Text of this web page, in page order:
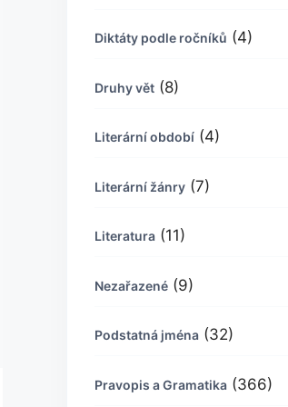
Diktáty podle ročníků (4)
Druhy vět (8)
Literární období (4)
Literární žánry (7)
Literatura (11)
Nezařazené (9)
Podstatná jména (32)
Pravopis a Gramatika (366)